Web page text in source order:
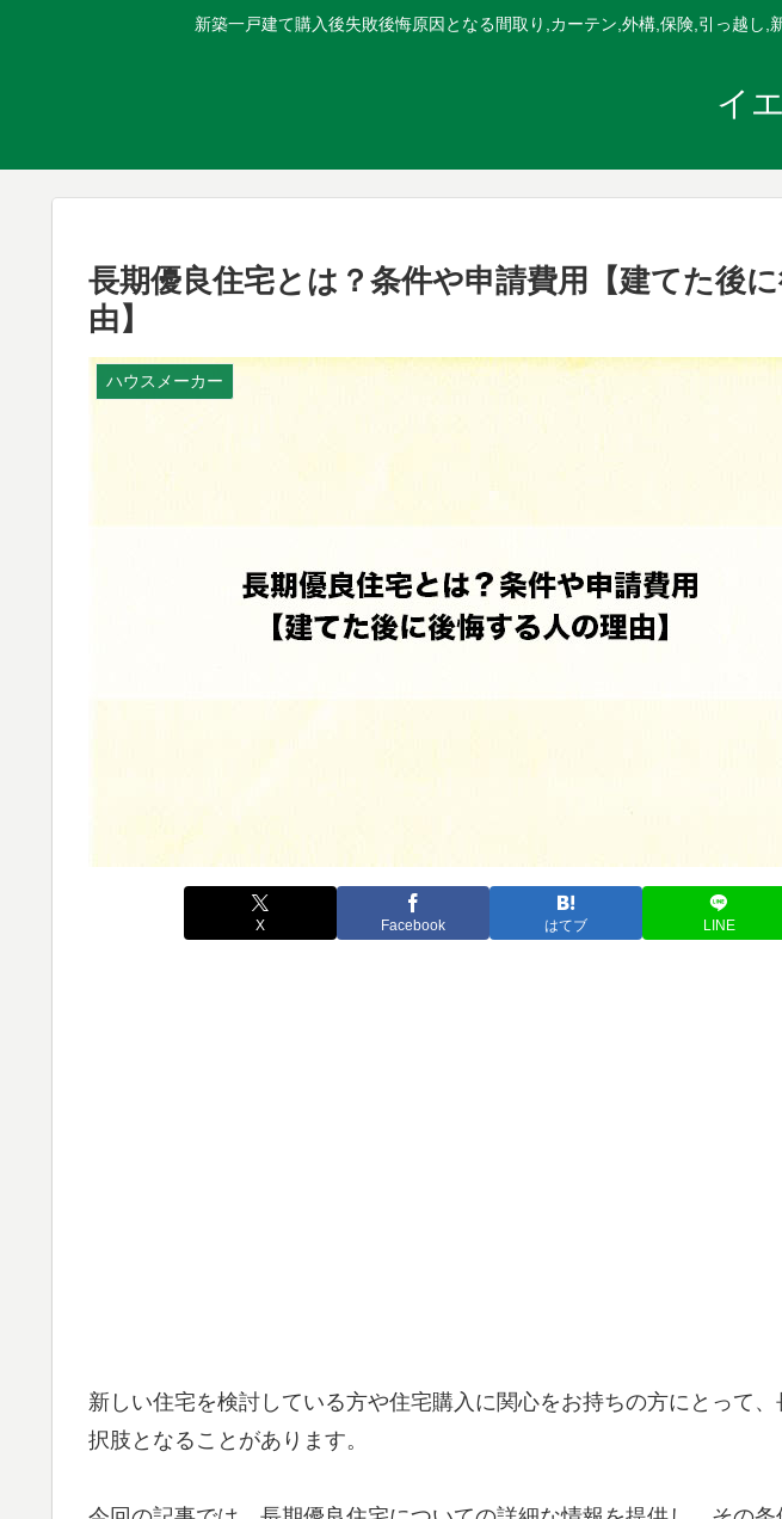
新築一戸建て購入後失敗後悔原因となる間取り,カーテン,外構,保険,引っ越し
イ
長期優良住宅とは？条件や申請費用【建てた後
由】
ハウスメーカー
X Facebook はてブ LINE
新しい住宅を検討している方や住宅購入に関心をお持ちの方にとって
択肢となることがあります。